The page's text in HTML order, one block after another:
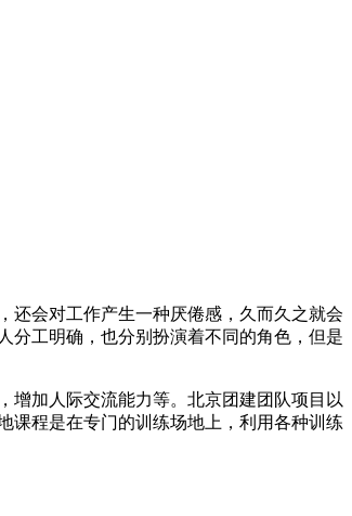
还会对工作产生一种厌倦感，久而久之就会
分工明确，也分别扮演着不同的角色，但是
增加人际交流能力等。北京团建团队项目以
课程是在专门的训练场地上，利用各种训练